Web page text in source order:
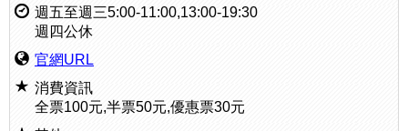
週五至週三5:00-11:00,13:00-19:30
週四公休
官網URL
消費資訊
全票100元,半票50元,優惠票30元